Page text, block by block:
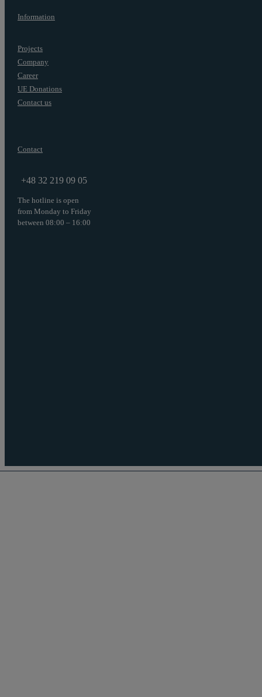
Information
Projects
Company
Career
UE Donations
Contact us
Contact
+48 32 219 09 05
The hotline is open
from Monday to Friday
between 08:00 – 16:00